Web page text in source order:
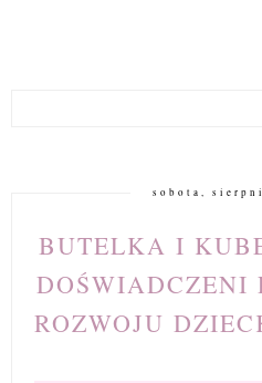
sobota,
BUTELKA I
DOŚWIADCZENI
ROZWOJU